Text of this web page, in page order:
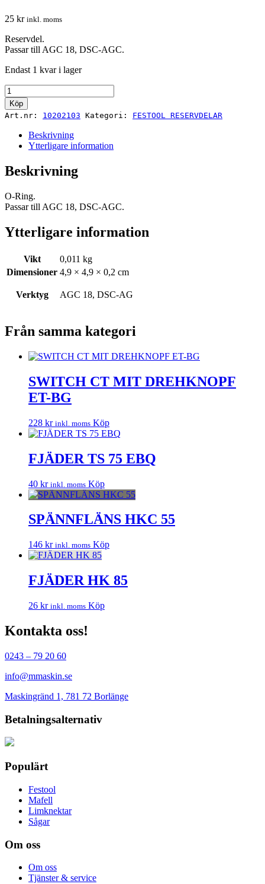
25 kr inkl. moms
Reservdel.
Passar till AGC 18, DSC-AGC.
Endast 1 kvar i lager
TÄTNINGSRING
AGC
18
Köp
Art.nr: 10202103 Kategori: FESTOOL RESERVDELAR
Beskrivning
Ytterligare information
Beskrivning
O-Ring.
Passar till AGC 18, DSC-AGC.
Ytterligare information
Vikt
0,011 kg
Dimensioner 4,9 × 4,9 × 0,2 cm
Verktyg AGC 18, DSC-AG
Från samma kategori
SWITCH CT MIT DREHKNOPF
ET-BG
228 kr inkl. moms Köp
FJÄDER TS 75 EBQ
40 kr inkl. moms Köp
SPÄNNFLÄNS HKC 55
146 kr inkl. moms Köp
FJÄDER HK 85
26 kr inkl. moms Köp
Kontakta oss!
0243 – 79 20 60
info@mmaskin.se
Maskingränd 1, 781 72 Borlänge
Betalningsalternativ
Populärt
Festool
Mafell
Limknektar
Sågar
Om oss
Om oss
Tjänster & service